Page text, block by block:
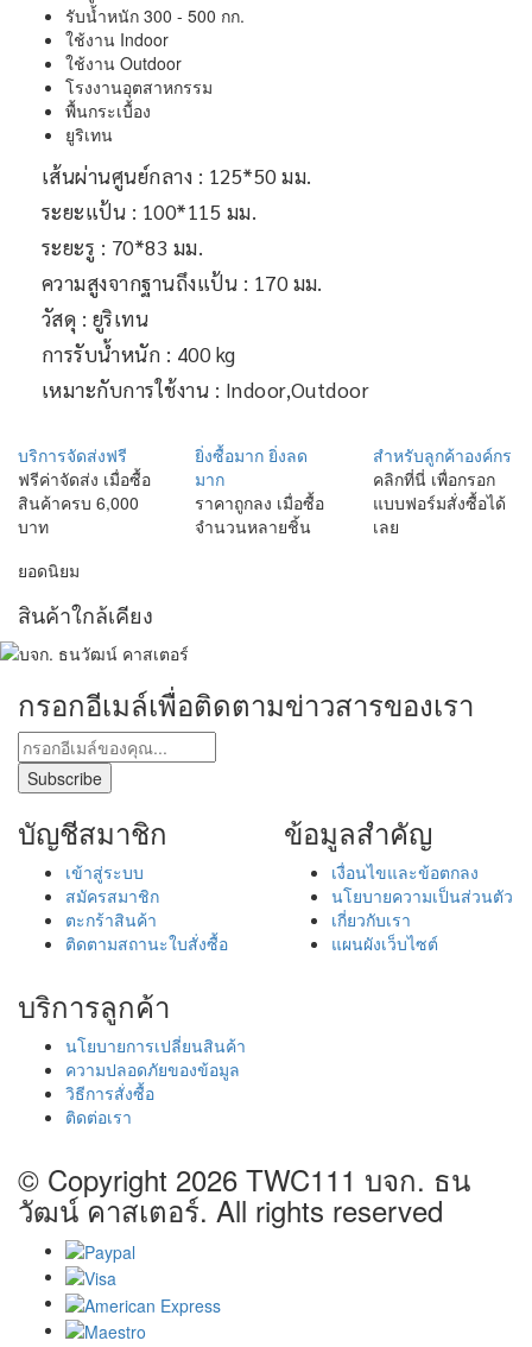
รับน้ำหนัก 300 - 500 กก.
ใช้งาน Indoor
ใช้งาน Outdoor
โรงงานอุตสาหกรรม
พื้นกระเบื้อง
ยูริเทน
เส้นผ่านศูนย์กลาง : 125*50 มม.
ระยะแป้น : 100*115 มม.
ระยะรู : 70*83 มม.
ความสูงจากฐานถึงแป้น : 170 มม.
วัสดุ : ยูริเทน
การรับน้ำหนัก : 400 kg
เหมาะกับการใช้งาน : Indoor,Outdoor
บริการจัดส่งฟรี
ฟรีค่าจัดส่ง เมื่อซื้อ
สินค้าครบ 6,000
บาท
ยิ่งซื้อมาก ยิ่งลด
มาก
ราคาถูกลง เมื่อซื้อ
จำนวนหลายชิ้น
สำหรับลูกค้าองค์กร
คลิกที่นี่ เพื่อกรอก
แบบฟอร์มสั่งซื้อได้
เลย
ยอดนิยม
สินค้าใกล้เคียง
กรอกอีเมล์เพื่อติดตามข่าวสารของเรา
บัญชีสมาชิก
เข้าสู่ระบบ
สมัครสมาชิก
ตะกร้าสินค้า
ติดตามสถานะใบสั่งซื้อ
ข้อมูลสำคัญ
เงื่อนไขและข้อตกลง
นโยบายความเป็นส่วนตัว
เกี่ยวกับเรา
แผนผังเว็บไซต์
บริการลูกค้า
นโยบายการเปลี่ยนสินค้า
ความปลอดภัยของข้อมูล
วิธีการสั่งซื้อ
ติดต่อเรา
© Copyright 2026 TWC111 บจก. ธน
วัฒน์ คาสเตอร์. All rights reserved